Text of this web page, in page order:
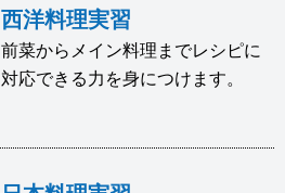
西洋料理実習
前菜からメイン料理までレシピに
対応できる力を身につけます。